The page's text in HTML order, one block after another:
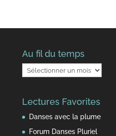
Au fil du temps
Au
fil
temps
Lectures Favorites
Danses avec la plume
Forum Danses Pluriel